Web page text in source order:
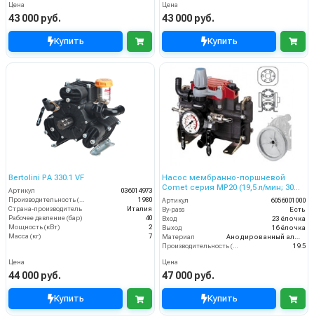
Цена
43 000 руб.
Купить
Цена
43 000 руб.
Купить
Bertolini PA 330.1 VF
Артикул
036014973
Производительность (л/ч)
1980
Страна-производитель
Италия
Рабочее давление (бар)
40
Мощность (кВт)
2
Масса (кг)
7
Цена
44 000 руб.
Купить
Насос мембранно-поршневой
Comet серия МР20 (19,5 л/мин; 30
бар) с шкивом d=247
Артикул
6056001000
By-pass
Есть
Вход
23 ёлочка
Выход
16 ёлочка
Материал
Анодированный алюминий
Производительность (л/мин)
19.5
Цена
47 000 руб.
Купить